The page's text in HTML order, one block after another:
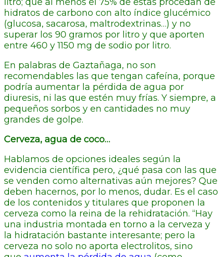
hidratos de carbono con alto índice glucémico
(glucosa, sacarosa, maltrodextrinas…) y no
superar los 90 gramos por litro y que aporten
entre 460 y 1150 mg de sodio por litro.
En palabras de Gaztañaga, no son
recomendables las que tengan cafeína, porque
podría aumentar la pérdida de agua por
diuresis, ni las que estén muy frías. Y siempre, a
pequeños sorbos y en cantidades no muy
grandes de golpe.
Cerveza, agua de coco…
Hablamos de opciones ideales según la
evidencia científica pero, ¿qué pasa con las que
se venden como alternativas aún mejores? Que
deben hacernos, por lo menos, dudar. Es el caso
de los contenidos y titulares que proponen la
cerveza como la reina de la rehidratación. “Hay
una industria montada en torno a la cerveza y
la hidratación bastante interesante; pero la
cerveza no solo no aporta electrolitos, sino